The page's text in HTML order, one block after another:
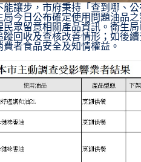
讓步，市府秉持「查到哪、
今日公布確定使用問題油品
眾留意相關產品資訊。衛生
回收及查核改善情形；如後
者食品安全及知情權益。